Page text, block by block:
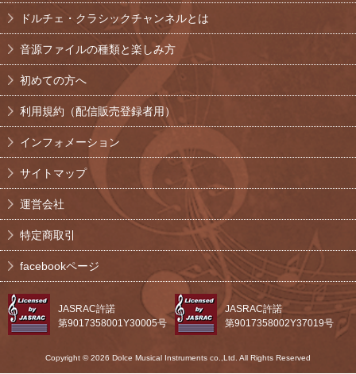
ドルチェ・クラシックチャンネルとは
音源ファイルの種類と楽しみ方
初めての方へ
利用規約（配信販売登録者用）
インフォメーション
サイトマップ
運営会社
特定商取引
facebookページ
JASRAC許諾
第9017358001Y30005号
JASRAC許諾
第9017358002Y37019号
Copyright © 2026 Dolce Musical Instruments co.,Ltd. All Rights Reserved